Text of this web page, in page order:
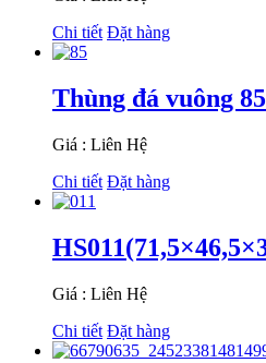
Chi tiết Đặt hàng
Thùng đá vuông
Giá : Liên Hệ
Chi tiết Đặt hàng
Giá : Liên Hệ
Chi tiết Đặt hàng